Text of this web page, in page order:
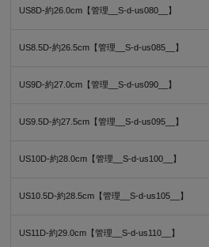
US8D-約26.0cm【管理__S-d-us080__】
US8.5D-約26.5cm【管理__S-d-us085__】
US9D-約27.0cm【管理__S-d-us090__】
US9.5D-約27.5cm【管理__S-d-us095__】
US10D-約28.0cm【管理__S-d-us100__】
US10.5D-約28.5cm【管理__S-d-us105__】
US11D-約29.0cm【管理__S-d-us110__】